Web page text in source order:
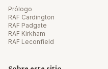
Prólogo
RAF Cardington
RAF Padgate
RAF Kirkham
RAF Leconfield